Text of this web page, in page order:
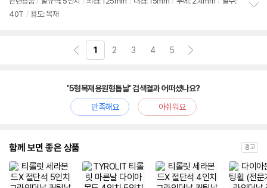
40T / 용도: 목재
1 2 3 4 5
'5형목재용원형톱날' 검색결과 어떠셨나요?
만족해요
아쉬워요
함께 보면 좋은 상품 광고